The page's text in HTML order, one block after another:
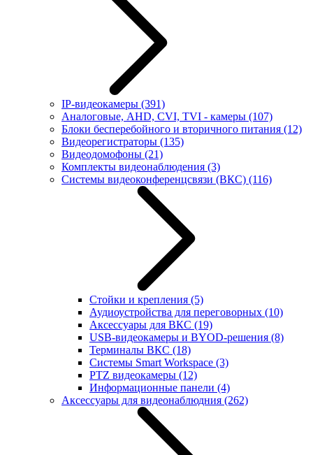
IP-видеокамеры (391)
Аналоговые, AHD, CVI, TVI - камеры (107)
Блоки бесперебойного и вторичного питания (12)
Видеорегистраторы (135)
Видеодомофоны (21)
Комплекты видеонаблюдения (3)
Системы видеоконференцсвязи (ВКС) (116)
Стойки и крепления (5)
Аудиоустройства для переговорных (10)
Аксессуары для ВКС (19)
USB-видеокамеры и BYOD-решения (8)
Терминалы ВКС (18)
Системы Smart Workspace (3)
PTZ видеокамеры (12)
Информационные панели (4)
Аксессуары для видеонаблюдния (262)